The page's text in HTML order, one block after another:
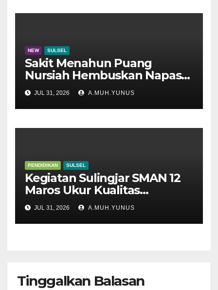
NEW SULSEL
Sakit Menahun Puang
Nursiah Hembuskan Napas
Terakhir
JUL 31, 2026 A.MUH.YUNUS
PENDIDIKAN SULSEL
Kegiatan Sulingjar SMAN 12
Maros Ukur Kualitas
Pembelajaran
JUL 31, 2026 A.MUH.YUNUS
Tinggalkan Balasan